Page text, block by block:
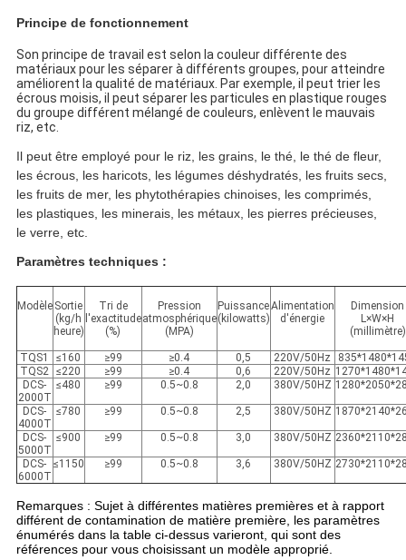
Principe de fonctionnement
Son principe de travail est selon la couleur différente des
matériaux pour les séparer à différents groupes, pour atteindre
améliorent la qualité de matériaux. Par exemple, il peut trier les
écrous moisis, il peut séparer les particules en plastique rouges
du groupe différent mélangé de couleurs, enlèvent le mauvais
riz, etc.
Il peut être employé pour le riz, les grains, le thé, le thé de fleur,
les écrous, les haricots, les légumes déshydratés, les fruits secs,
les fruits de mer, les phytothérapies chinoises, les comprimés,
les plastiques, les minerais, les métaux, les pierres précieuses,
le verre, etc.
Paramètres techniques :
Modèle Sortie
(kg/h
heure)
Tri de
l'exactitude
(%)
Pression
atmosphérique
(MPA)
Puissance
(kilowatts)
Alimentation
d'énergie
Dimension
L×W×H
(millimètre)
TQS1 ≤160 ≥99 ≥0.4 0,5 220V/50Hz
TQS2
≤220 ≥99 ≥0.4 0,6 220V/50Hz
DCS-
2000T
≤480 ≥99 0.5~0.8 2,0 380V/50HZ
DCS-
4000T
≤780 ≥99 0.5~0.8 2,5 380V/50HZ
DCS-
5000T
≤900 ≥99 0.5~0.8 3,0 380V/50HZ
DCS-
6000T
≤1150 ≥99 0.5~0.8 3,6 380V/50HZ
Remarques : Sujet à différentes matières premières et à rapport
différent de contamination de matière première, les paramètres
énumérés dans la table ci-dessus varieront, qui sont des
références pour vous choisissant un modèle approprié.